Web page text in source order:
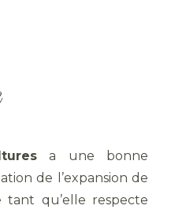
a une bonne
de l’expansion de
tant qu’elle respecte